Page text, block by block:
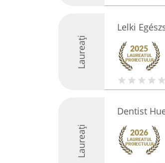
Laureați
Lelki
Laureați
Dentist